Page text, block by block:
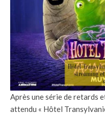
Après une série de retards
attendu « Hôtel